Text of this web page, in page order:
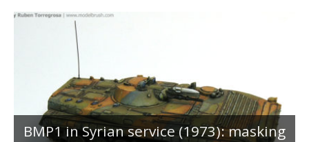
BMP1 in Syrian service (1973): masking